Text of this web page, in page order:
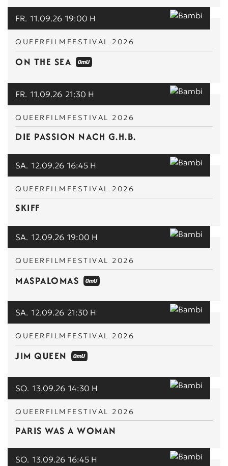
QUEERFILMFESTIVAL 2026
ON THE SEA
FR. 11.09.26 19:00 H
QUEERFILMFESTIVAL 2026
DIE PASSION NACH G.H.B.
FR. 11.09.26 21:30 H
QUEERFILMFESTIVAL 2026
SKIFF
SA. 12.09.26 16:45 H
QUEERFILMFESTIVAL 2026
MASPALOMAS
SA. 12.09.26 19:00 H
QUEERFILMFESTIVAL 2026
JIM QUEEN
SA. 12.09.26 21:30 H
QUEERFILMFESTIVAL 2026
PARIS WAS A WOMAN
SO. 13.09.26 14:30 H
SO. 13.09.26 16:45 H